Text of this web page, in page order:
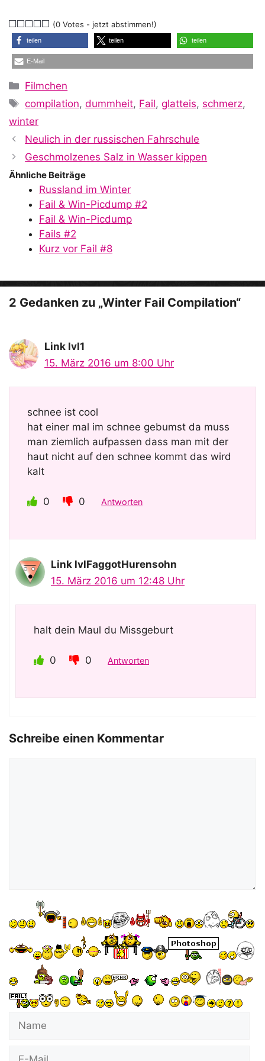
(0 Votes - jetzt abstimmen!)
teilen teilen teilen
E-Mail
Kategorien
Filmchen
Schlagwörter
compilation,dummheit, Fail,glatteis, schmerz,
winter
Neulich in der russischen Fahrschule
Geschmolzenes Salz in Wasser kippen
Ähnliche Beiträge
Russland im Winter
Fail & Win-Picdump #2
Fail & Win-Picdump
Fails #2
Kurz vor Fail #8
2 Gedanken zu „Winter Fail Compilation“
Link lvl1
15. März 2016 um 8:00 Uhr
schnee ist cool
hat einer mal im schnee gebumst da muss
man ziemlich aufpassen dass man mit der
haut nicht auf den schnee kommt das wird
kalt
0 0 Antworten
Link lvlFaggotHurensohn
15. März 2016 um 12:48 Uhr
halt dein Maul du Missgeburt
0 0 Antworten
Schreibe einen Kommentar
Name